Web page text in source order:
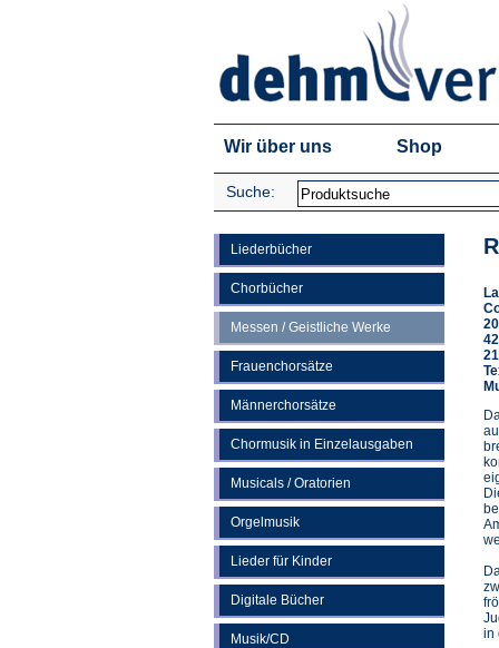
Wir über uns Shop
Suche:
Liederbücher
Chorbücher
Messen / Geistliche Werke
Frauenchorsätze
Männerchorsätze
Chormusik in Einzelausgaben
Musicals / Oratorien
Orgelmusik
Lieder für Kinder
Digitale Bücher
Musik/CD
in